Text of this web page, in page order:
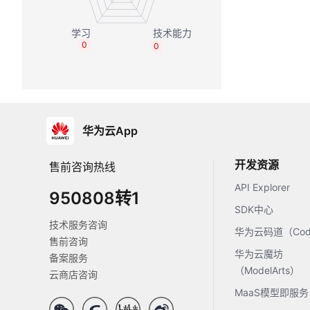
0
0
华为云App
售前咨询热线
950808转1
技术服务咨询
售前咨询
备案服务
云商店咨询
开发资源
API Explorer
SDK中心
华为云码道（
华为云魔坊
（ModelArts）
MaaS模型即服务